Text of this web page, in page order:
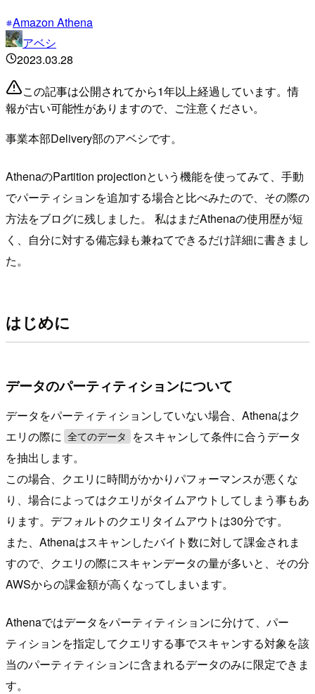
Amazon Athena
アベシ
2023.03.28
この記事は公開されてから1年以上経過しています。情
報が古い可能性がありますので、ご注意ください。
事業本部Delivery部のアベシです。
AthenaのPartition projectionという機能を使ってみて、手動
でパーティションを追加する場合と比べみたので、その際の
方法をブログに残しました。 私はまだAthenaの使用歴が短
く、自分に対する備忘録も兼ねてできるだけ詳細に書きまし
た。
はじめに
データのパーティティションについて
データをパーティティションしていない場合、Athenaはク
エリの際に
全てのデータ
をスキャンして条件に合うデータ
を抽出します。
この場合、クエリに時間がかかりパフォーマンスが悪くな
り、場合によってはクエリがタイムアウトしてしまう事もあ
ります。デフォルトのクエリタイムアウトは30分です。
また、Athenaはスキャンしたバイト数に対して課金されま
すので、クエリの際にスキャンデータの量が多いと、その分
AWSからの課金額が高くなってしまいます。
Athenaではデータをパーティティションに分けて、パー
ティションを指定してクエリする事でスキャンする対象を該
当のパーティティションに含まれるデータのみに限定できま
す。